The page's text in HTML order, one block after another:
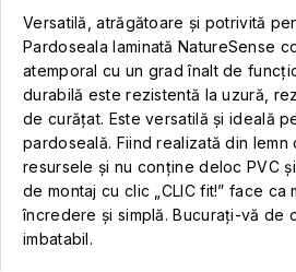
Versatilă, atrăgătoare și potrivită
Pardoseala laminată NatureSense
atemporal cu un grad înalt de
durabilă este rezistentă la uzură,
de curățat. Este versatilă și ideală
pardoseală. Fiind realizată din
resursele și nu conține deloc PVC
de montaj cu clic „CLIC fit!” face ca
încredere și simplă. Bucurați-vă de
imbatabil.